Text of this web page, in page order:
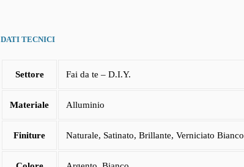
DATI TECNICI
Settore Fai da te – D.I.Y.
Materiale Alluminio
Finiture Naturale, Satinato, Brillante, Verniciato Bianco